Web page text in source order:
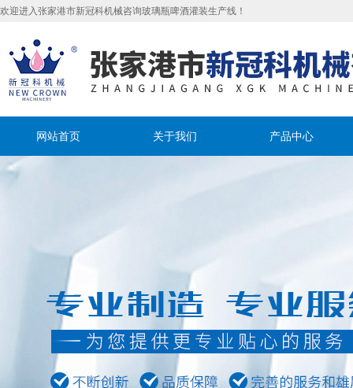
欢迎进入张家港市新冠科机械咨询玻璃瓶啤酒灌装生产线！
网站首页 关于我们 产品中心